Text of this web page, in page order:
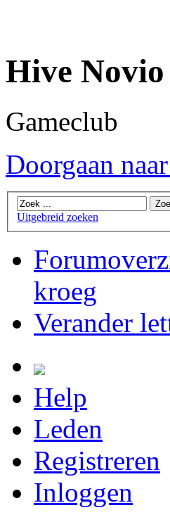
Hive
Gameclub
Doorgaan
Uitgebreid zoeken
kroeg
Verander
Help
Leden
Registreren
Inloggen